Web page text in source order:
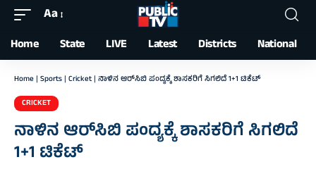
Font
Resizer
Aa
Home State LIVE Latest Districts National
Home | Sports | Cricket | ನಾಳಿನ ಆರ್‌ಸಿಬಿ ಪಂದ್ಯಕ್ಕೆ ಶಾಸಕರಿಗೆ ಸಿಗಲಿದೆ 1+1 ಟಿಕೆಟ್‌
CRICKET
ನಾಳಿನ ಆರ್‌ಸಿಬಿ ಪಂದ್ಯಕ್ಕೆ ಶಾಸಕರಿಗೆ ಸಿಗಲಿದೆ
1+1 ಟಿಕೆಟ್‌